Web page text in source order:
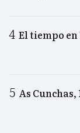
El tiempo
As